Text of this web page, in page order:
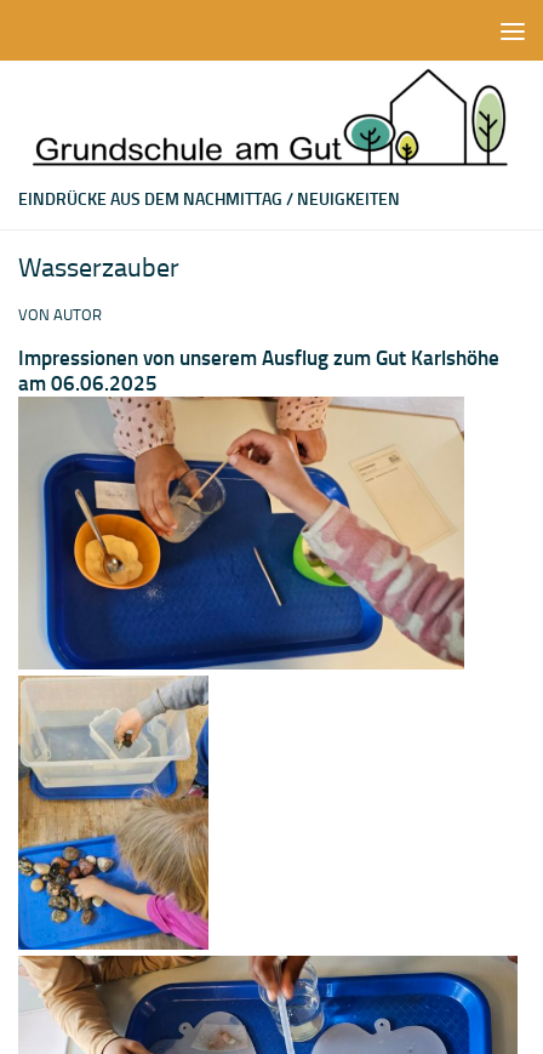
EINDRÜCKE AUS DEM NACHMITTAG / NEUIGKEITEN
Wasserzauber
VON AUTOR
Impressionen von unserem Ausflug zum Gut Karlshöhe
am 06.06.2025